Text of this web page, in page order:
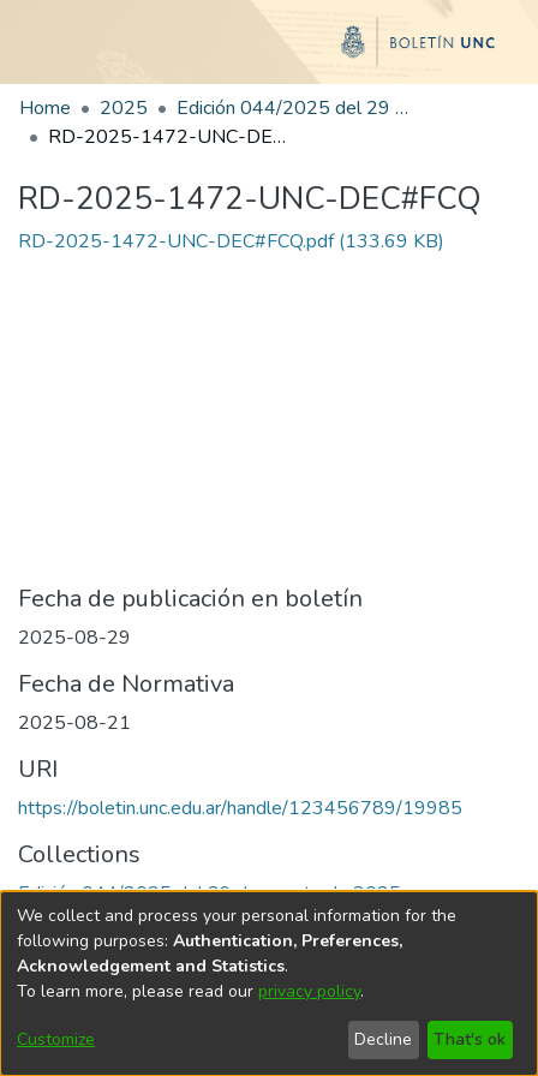
Home 2025
Edición 044/2025 del 29 de agosto de 2025
RD-2025-1472-UNC-DEC#FCQ
RD-2025-1472-UNC-DEC#FCQ
RD-2025-1472-UNC-DEC#FCQ.pdf(133.69 KB)
Fecha de publicación en boletín
2025-08-29
Fecha de Normativa
2025-08-21
URI
https://boletin.unc.edu.ar/handle/123456789/19985
Collections
Edición 044/2025 del 29 de agosto de 2025
Universidad Nacional de Córdoba
We collect and process your personal information for the
following purposes: Authentication, Preferences,
Acknowledgement and Statistics.
To learn more, please read our privacy policy.
Customize Decline That's ok